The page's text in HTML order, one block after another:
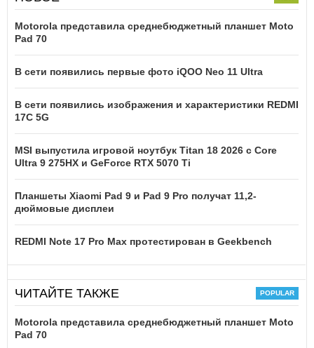
Motorola представила среднебюджетный планшет Moto
Pad 70
В сети появились первые фото iQOO Neo 11 Ultra
В сети появились изображения и характеристики REDMI
17C 5G
MSI выпустила игровой ноутбук Titan 18 2026 с Core
Ultra 9 275HX и GeForce RTX 5070 Ti
Планшеты Xiaomi Pad 9 и Pad 9 Pro получат 11,2-
дюймовые дисплеи
REDMI Note 17 Pro Max протестирован в Geekbench
ЧИТАЙТЕ ТАКЖЕ
Motorola представила среднебюджетный планшет Moto
Pad 70